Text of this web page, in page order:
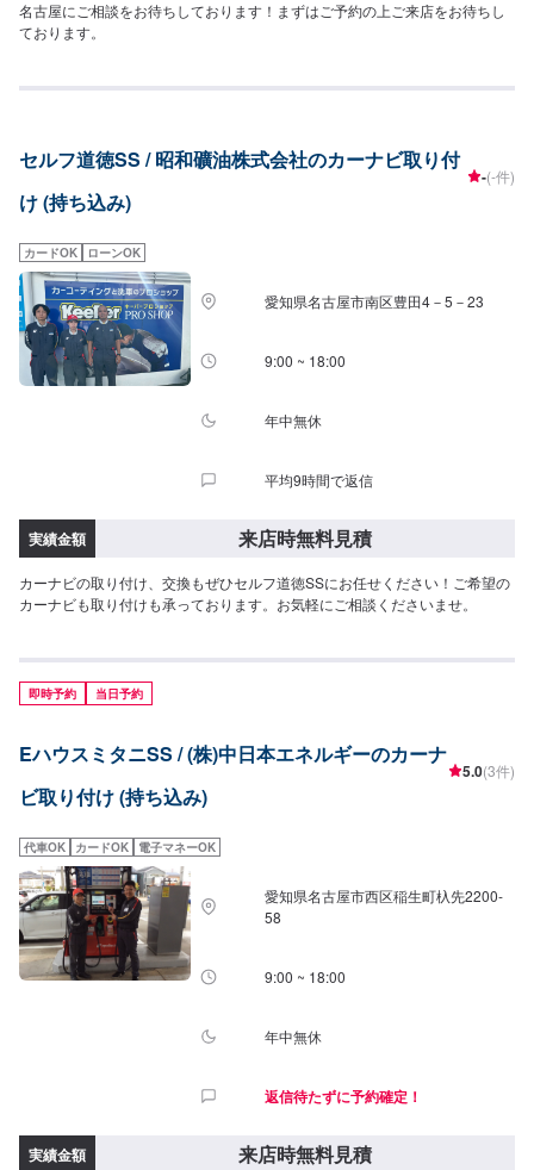
名古屋にご相談をお待ちしております！まずはご予約の上ご来店をお待ちし
ております。
セルフ道徳SS / 昭和礦油株式会社のカーナビ取り付
け (持ち込み)
-(-件)
カードOK ローンOK
愛知県名古屋市南区豊田4－5－23
9:00 ~ 18:00
年中無休
平均9時間で返信
実績金額 来店時無料見積
カーナビの取り付け、交換もぜひセルフ道徳SSにお任せください！ご希望の
カーナビも取り付けも承っております。お気軽にご相談くださいませ。
即時予約 当日予約
EハウスミタニSS / (株)中日本エネルギーのカーナ
ビ取り付け (持ち込み)
5.0(3件)
代車OK カードOK 電子マネーOK
愛知県名古屋市西区稲生町杁先2200-
58
9:00 ~ 18:00
年中無休
返信待たずに予約確定！
実績金額 来店時無料見積